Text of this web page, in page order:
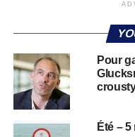
Pour
Été –